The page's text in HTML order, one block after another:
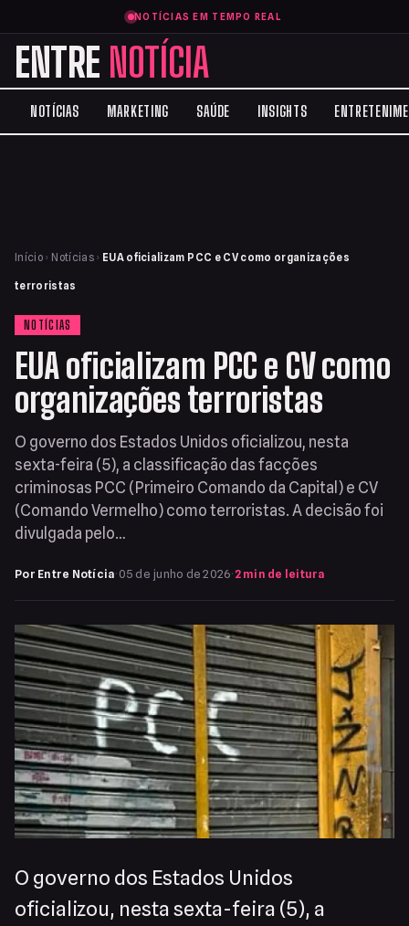
NOTÍCIAS EM TEMPO REAL
ENTRE NOTÍCIA
NOTÍCIAS MARKETING SAÚDE INSIGHTS
Início › Notícias › EUA oficializam PCC e CV como organizações
terroristas
NOTÍCIAS
EUA oficializam PCC e CV como
organizações terroristas
O governo dos Estados Unidos oficializou, nesta
sexta-feira (5), a classificação das facções
criminosas PCC (Primeiro Comando da Capital) e CV
(Comando Vermelho) como terroristas. A decisão foi
divulgada pelo…
Por Entre Notícia· 05 de junho de 2026·2 min de leitura
O governo dos Estados Unidos
oficializou, nesta sexta-feira (5), a